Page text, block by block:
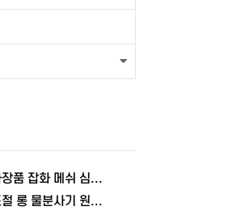
투명망사 화장품 잡화 메쉬 심플 여바라 필통파우치
세차 각도조절 롱 물분사기 원예 여바라 스프레이건 분사기